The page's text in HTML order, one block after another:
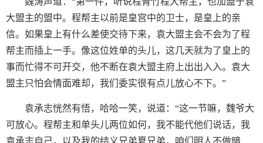
大盟主的盟中。程帮主以前是皇宫中的卫士，是皇上的亲
信。如果皇上有什么差使交待下来，袁大盟主会不会为了程
帮主而插上一手。像这位姓单的头儿，这几天就为了皇上的
事而忙得不可开交，他不断在袁大盟主府上出出入入。袁大
盟主只怕会情面难却，我们委实很有点儿放心不下。”
袁承志恍然有悟，哈哈一笑，说道：“这一节嘛，魏爷大
可放心。程帮主和单头儿两位如何，我不能代他们说话，我
袁承志自己，以及我的结义兄弟夏兄弟，咱们明人不做暗